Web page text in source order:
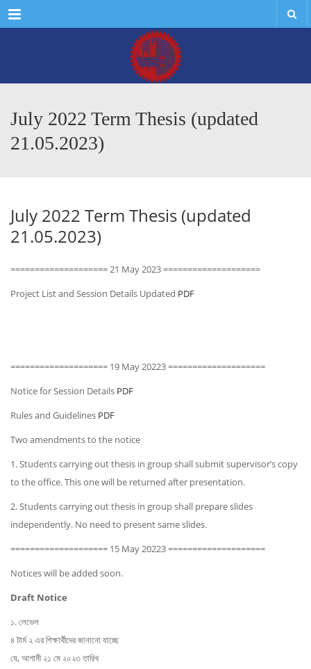
Menu
July 2022 Term Thesis (updated
21.05.2023)
July 2022 Term Thesis (updated
21.05.2023)
==================== 21 May 2023 ====================
Project List and Session Details Updated PDF
==================== 19 May 20223 ====================
Notice for Session Details PDF
Rules and Guidelines PDF
Two amendments to the notice
1. Students carrying out thesis in group shall submit supervisor’s copy
to the office. This one will be returned after presentation.
2. Students carrying out thesis in group shall prepare slides
independently. No need to present same slides.
==================== 15 May 20223 ====================
Notices will be added soon.
Draft Notice
১. লেভেল
৪ টার্ম ২ এর শিক্ষার্থীদের জানানো যাচ্ছে
যে, আগামী ২১ মে ২০২৩ তারিখ